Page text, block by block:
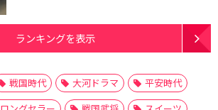
ランキングを表示
戦国時代 大河ドラマ
平安時代